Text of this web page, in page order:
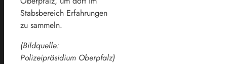
Stabsbereich Erfahrungen
zu sammeln.
(Bildquelle:
Polizeipräsidium Oberpfalz)